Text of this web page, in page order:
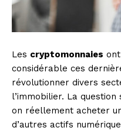
Les cryptomonnaies
considérable ces
révolutionner divers
l’immobilier. La
on réellement acheter
d’autres actifs